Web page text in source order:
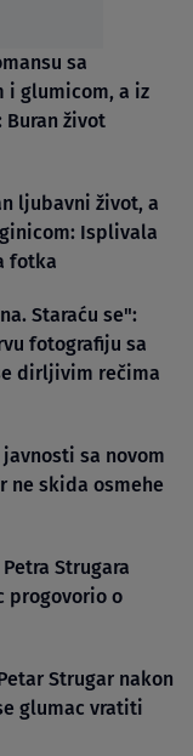
sa
i glumicom, a iz
Buran život
ljubavni život, a
Isplivala
fotka
Staraću se":
fotografiju sa
dirljivim rečima
sa novom
ne skida osmehe
Strugara
progovorio o
Strugar nakon
glumac vratiti